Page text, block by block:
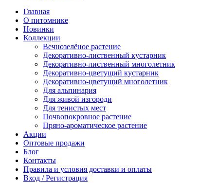
Главная
О питомнике
Новинки
Коллекции
Вечнозелёное растение
Декоративно-лиственный кустарник
Декоративно-лиственный многолетник
Декоративно-цветущий кустарник
Декоративно-цветущий многолетник
Для альпинария
Для живой изгороди
Для тенистых мест
Почвопокровное растение
Пряно-ароматическое растение
Акции
Оптовые продажи
Блог
Контакты
Правила и условия доставки и оплаты
Вход / Регистрация